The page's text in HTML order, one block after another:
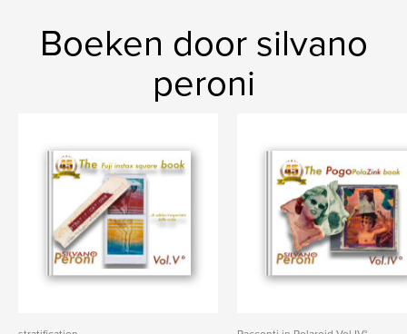
Boeken door silvano
peroni